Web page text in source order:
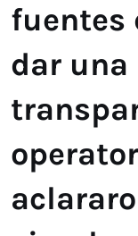
fuentes
dar una